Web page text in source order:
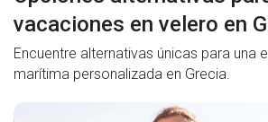
vacaciones en velero en
Encuentre alternativas únicas para una
marítima personalizada en Grecia.